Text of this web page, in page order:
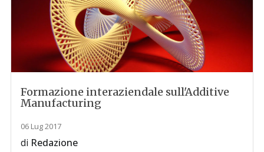
Formazione interaziendale sull'Additive
Manufacturing
06 Lug 2017
di Redazione